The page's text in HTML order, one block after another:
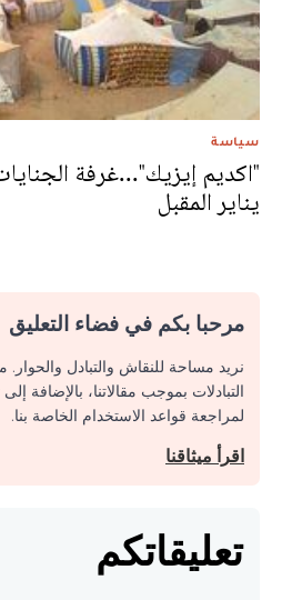
سياسة
"اكديم إيزيك"...غرفة
يناير المقبل
مرحبا بكم في فضاء التعليق
نريد مساحة للنقاش والتبادل
التبادلات بموجب مقالاتنا، بالإضافة
لمراجعة قواعد الاستخدام الخاصة بنا.
اقرأ ميثاقنا
تعليقاتكم